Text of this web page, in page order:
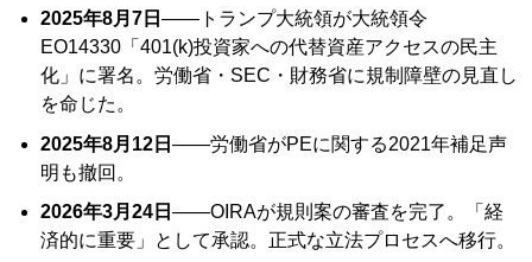
2025年8月7日 ——トランプ大統領が大統領令
EO14330「401(k)投資家への代替資産アクセスの民主
化」に署名。労働省・SEC・財務省に規制障壁の見直し
を命じた。
2025年8月12日 ——労働省がPEに関する2021年補足声
明も撤回。
2026年3月24日 ——OIRAが規則案の審査を完了。「経
済的に重要」として承認。正式な立法プロセスへ移行。